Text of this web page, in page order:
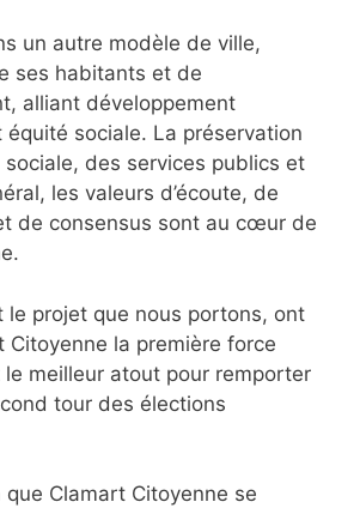
un autre modèle de ville,
ses habitants et de
alliant développement
équité sociale. La préservation
des services publics et
les valeurs d’écoute, de
de consensus sont au cœur de
le projet que nous portons, ont
Citoyenne la première force
le meilleur atout pour remporter
tour des élections
que Clamart Citoyenne se